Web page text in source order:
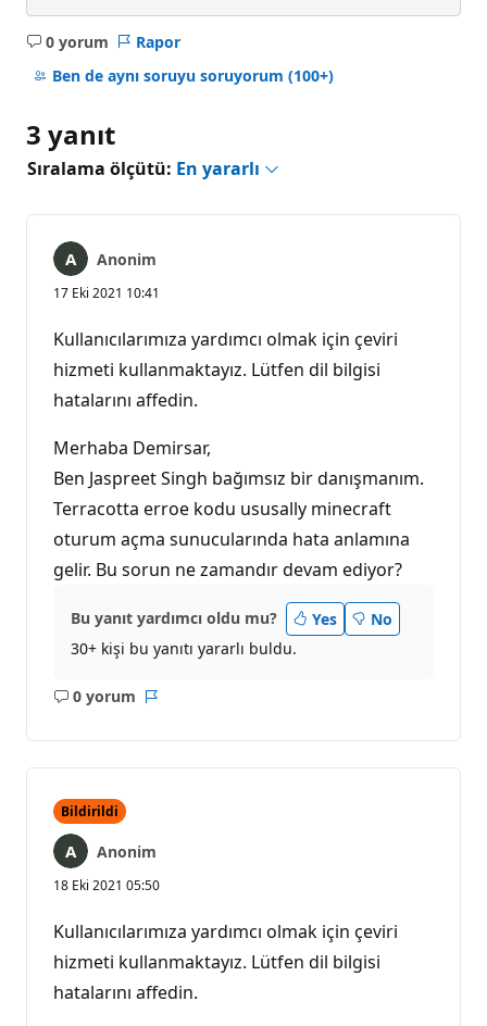
0 yorum
Açıklama
yok
Rapor
Ben de aynı soruyu soruyorum (100+)
3 yanıt
Sıralama ölçütü: En yararlı
Anonim
17 Eki 2021 10:41
Kullanıcılarımıza yardımcı olmak için çeviri
hizmeti kullanmaktayız. Lütfen dil bilgisi
hatalarını affedin.
Merhaba Demirsar,
Ben Jaspreet Singh bağımsız bir danışmanım.
Terracotta erroe kodu ususally minecraft
oturum açma sunucularında hata anlamına
gelir. Bu sorun ne zamandır devam ediyor?
Bu yanıt yardımcı oldu mu? Yes
No
30+ kişi bu yanıtı yararlı buldu.
0 yorum
Açıklama
Bildirildi
Anonim
18 Eki 2021 05:50
Kullanıcılarımıza yardımcı olmak için çeviri
hizmeti kullanmaktayız. Lütfen dil bilgisi
hatalarını affedin.